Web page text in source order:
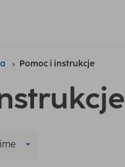
Pomoc i instrukcje